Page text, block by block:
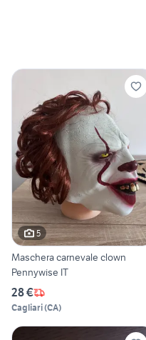
5
Maschera carnevale clown
Pennywise IT
28 €
Cagliari(CA)